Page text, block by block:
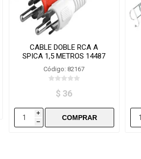
CABLE DOBLE RCA A
SPICA 1,5 METROS 14487
Código: 82167
$ 36
i
h